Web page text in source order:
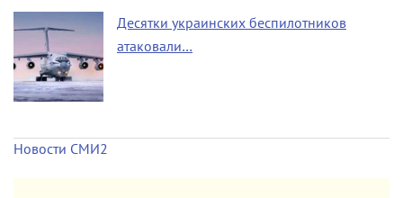
Десятки украинских беспилотников
атаковали…
Новости СМИ2